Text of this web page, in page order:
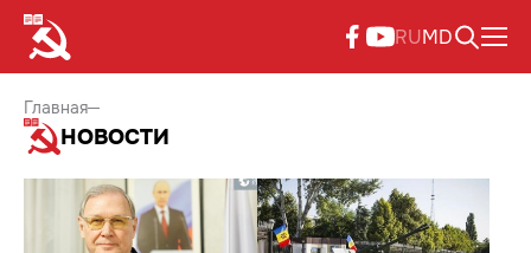
RUMD
Главная
НОВОСТИ